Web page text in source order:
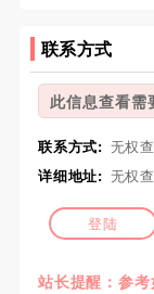
联系方式
此信息查看需
联系方式: 无权
详细地址: 无权
登陆
站长提醒：参